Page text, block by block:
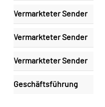
Vermarkteter Sender
Vermarkteter Sender
Vermarkteter Sender
Geschäftsführung